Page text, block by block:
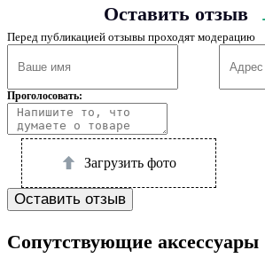
Оставить отзыв
Перед публикацией отзывы проходят модерацию
Проголосовать:
Загрузить фото
Оставить отзыв
Сопутствующие аксессуары